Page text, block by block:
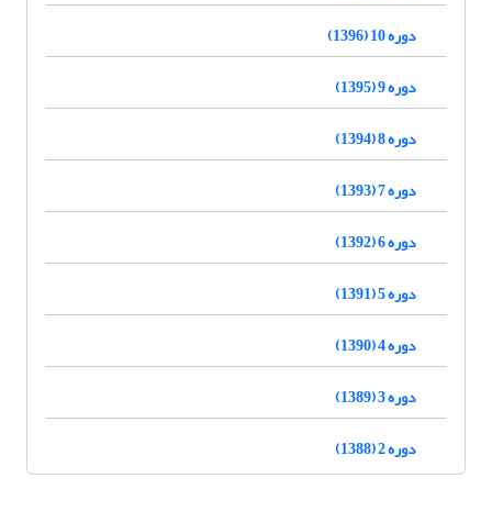
دوره 10 (1396)
دوره 9 (1395)
دوره 8 (1394)
دوره 7 (1393)
دوره 6 (1392)
دوره 5 (1391)
دوره 4 (1390)
دوره 3 (1389)
دوره 2 (1388)